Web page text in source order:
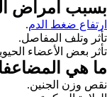
بسبب أمراض
ارتفاع ضغط الدم.
تأثر وتلف المفاصل.
تأثر بعض الأعضاء
ما هي
نقص وزن الجنين.